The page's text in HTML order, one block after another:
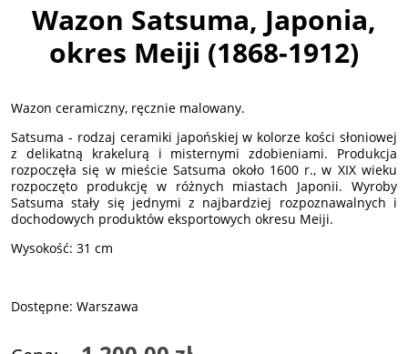
Wazon Satsuma, Japonia,
okres Meiji (1868-1912)
Wazon ceramiczny, ręcznie malowany.
Satsuma - rodzaj ceramiki japońskiej w kolorze kości słoniowej
z delikatną krakelurą i misternymi zdobieniami. Produkcja
rozpoczęła się w mieście Satsuma około 1600 r., w XIX wieku
rozpoczęto produkcję w różnych miastach Japonii. Wyroby
Satsuma stały się jednymi z najbardziej rozpoznawalnych i
dochodowych produktów eksportowych okresu Meiji.
Wysokość: 31 cm
Dostępne: Warszawa